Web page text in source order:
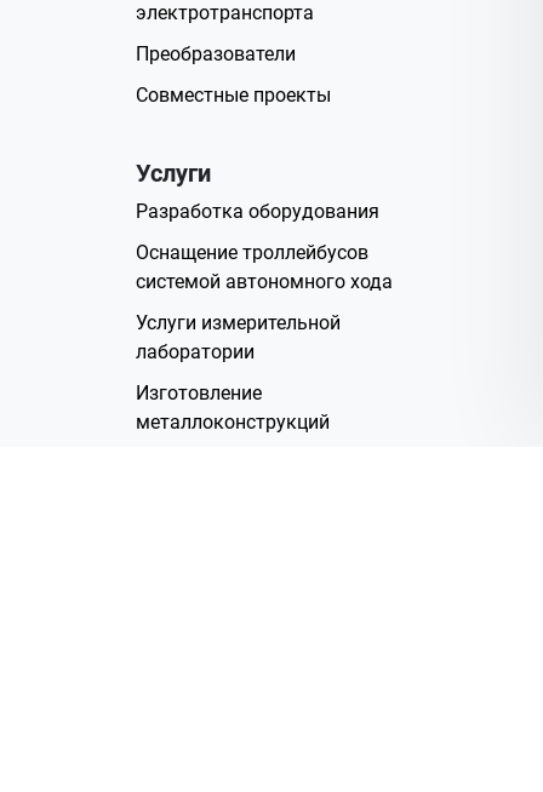
электротранспорта
Преобразователи
Совместные проекты
Услуги
Разработка оборудования
Оснащение троллейбусов
системой автономного хода
Услуги измерительной
лаборатории
Изготовление
металлоконструкций